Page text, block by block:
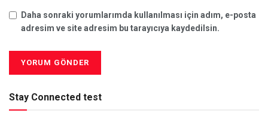
Daha sonraki yorumlarımda kullanılması için adım, e-posta
adresim ve site adresim bu tarayıcıya kaydedilsin.
Stay Connected test